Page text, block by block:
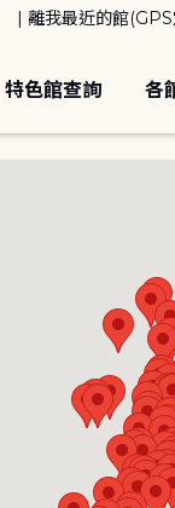
離我最近的館(GPS
特色館查詢 各